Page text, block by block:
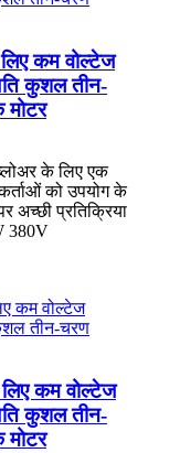
कम वोल्टेज
कुशल तीन-
के लिए एक
को उपयोग के
अच्छी प्रतिक्रिया
380V
लिए कम वोल्टेज
कुशल तीन-